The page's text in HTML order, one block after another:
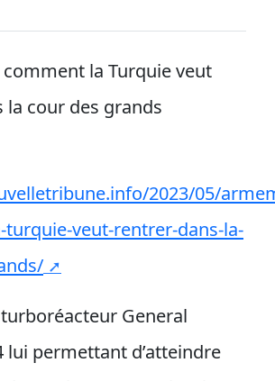
la Turquie veut
la cour des grands
2023/05/
veut-rentrer-dans-la-
turboréacteur General
lui permettant d’atteindre